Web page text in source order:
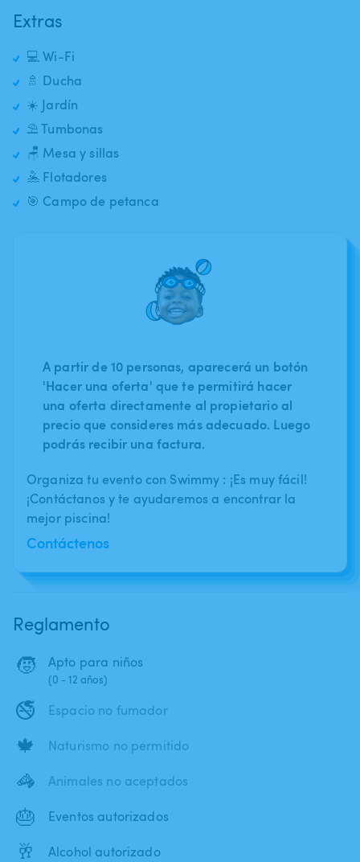
Extras
💻 Wi-Fi
🚿 Ducha
☀️ Jardín
⛱️ Tumbonas
🪑 Mesa y sillas
🤽 Flotadores
🎯 Campo de petanca
A partir de 10 personas, aparecerá un botón
'Hacer una oferta' que te permitirá hacer
una oferta directamente al propietario al
precio que consideres más adecuado. Luego
podrás recibir una factura.
Organiza tu evento con Swimmy : ¡Es muy fácil!
¡Contáctanos y te ayudaremos a encontrar la
mejor piscina!
Contáctenos
Reglamento
🧒 Apto para niños
(0 - 12 años)
🚭 Espacio no fumador
🍁 Naturismo no permitido
🦓 Animales no aceptados
🎂 Eventos autorizados
🥂 Alcohol autorizado